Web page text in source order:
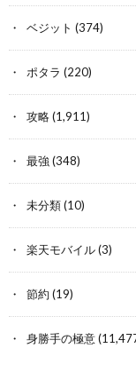
ベジット (374)
ポタラ (220)
攻略(1,911)
最強 (348)
未分類(10)
楽天モバイル(3)
節約 (19)
身勝手の極意